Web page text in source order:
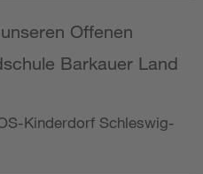
Offenen
Barkauer Land
Kinderdorf Schleswig-